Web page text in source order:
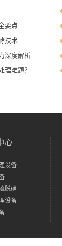
要点
技术
深度解析
理难题？
心
设备
脱硝
设备